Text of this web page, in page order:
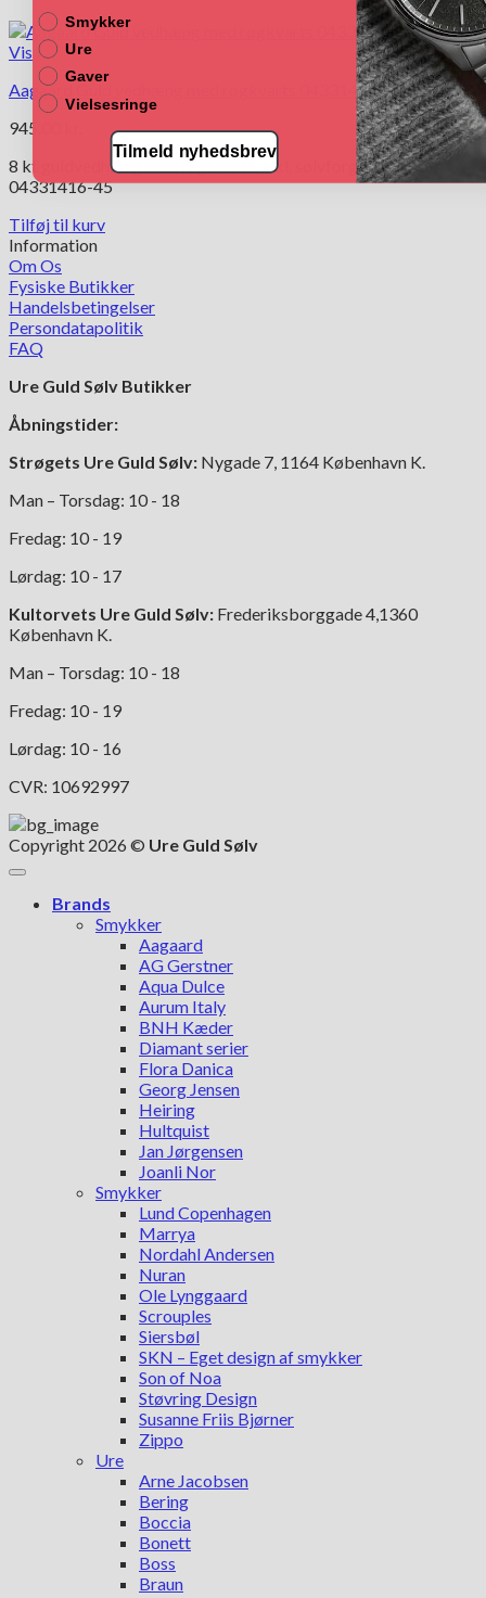
Vis
Aagaard Guld vedhæng med røgkvarts 04331416-45
945.00
8 kt guldvedhæng med røgkvarts, inkl. sølvforgyldt kæde.
04331416-45
Tilføj til kurv
Information
Om Os
Fysiske Butikker
Handelsbetingelser
Persondatapolitik
FAQ
Ure Guld Sølv Butikker
Åbningstider:
Strøgets Ure Guld Sølv: Nygade 7, 1164 København K.
Man – Torsdag: 10 - 18
Fredag: 10 - 19
Lørdag: 10 - 17
Kultorvets Ure Guld Sølv: Frederiksborggade 4,1360
København K.
Man – Torsdag: 10 - 18
Fredag: 10 - 19
Lørdag: 10 - 16
CVR: 10692997
Copyright 2026 © Ure Guld Sølv
Brands
Smykker
Aagaard
AG Gerstner
Aqua Dulce
Aurum Italy
BNH Kæder
Diamant serier
Flora Danica
Georg Jensen
Heiring
Hultquist
Jan Jørgensen
Joanli Nor
Smykker
Lund Copenhagen
Marrya
Nordahl Andersen
Nuran
Ole Lynggaard
Scrouples
Siersbøl
SKN – Eget design af smykker
Son of Noa
Støvring Design
Susanne Friis Bjørner
Zippo
Ure
Arne Jacobsen
Bering
Boccia
Bonett
Boss
Braun
Smykker
Ure
Gaver
Vielsesringe
Tilmeld nyhedsbrev